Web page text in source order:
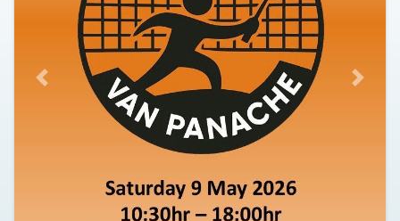
Previous Next